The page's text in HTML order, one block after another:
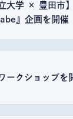
大学 × 豊田市
』企画を開催
ークショップを